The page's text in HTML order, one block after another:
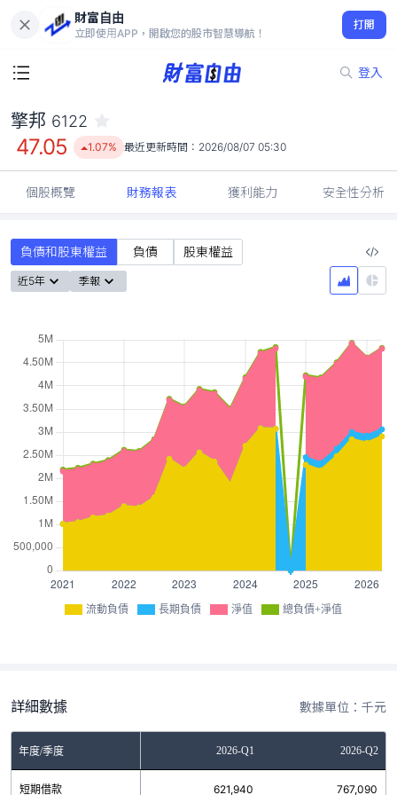
財富自由
立即使用APP，開啟您的股市智慧導航！
打開
登入
47.05
1.07%
擎邦 6122
47.05 1.07% 最近更新時間： 2026/08/07 05:30
個股概覽 財務報表 獲利能力 安全性分析
負債和股東權益 負債 股東權益
近5年 季報
流動負債 長期負債 淨值 總負債+淨值
詳細數據 數據單位：千元
年度/季度 2026-Q1 2026-Q2
短期借款 621,940 767,090